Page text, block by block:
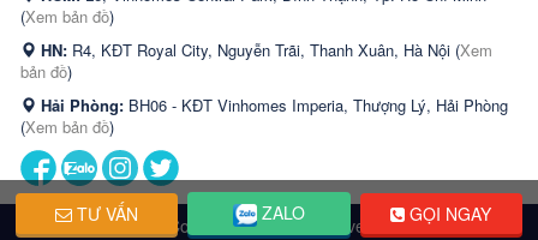
(Xem bản đồ)
HN: R4, KĐT Royal City, Nguyễn Trãi, Thanh Xuân, Hà Nội (Xem
bản đồ)
Hải Phòng: BH06 - KĐT Vinhomes Imperia, Thượng Lý, Hải Phòng
(Xem bản đồ)
@ Copyright 2020 5saotravel.vn
TƯ VẤN ZALO GỌI NGAY